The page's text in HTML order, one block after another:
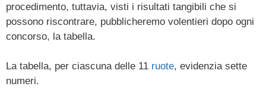
procedimento, tuttavia, visti i risultati tangibili che si
possono riscontrare, pubblicheremo volentieri dopo ogni
concorso, la tabella.
La tabella, per ciascuna delle 11 ruote, evidenzia sette
numeri.